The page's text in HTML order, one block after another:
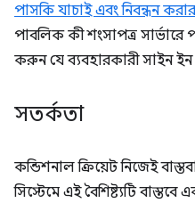
পাসকি যাচাই এবং নিবন্ধন করার
পাবলিক কী শংসাপত্র সার্ভারে
করুন যে ব্যবহারকারী সাইন ইন
সতর্কতা
কন্ডিশনাল ক্রিয়েট নিজেই
সিস্টেমে এই বৈশিষ্ট্যটি